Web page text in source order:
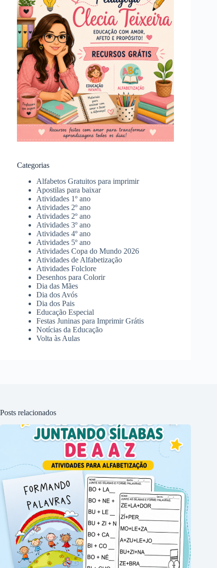
Categorias
Alfabetos Gratuitos para imprimir
Apostilas para baixar
Atividades 1º ano
Atividades 2º ano
Atividades 2º ano
Atividades 3º ano
Atividades 4º ano
Atividades 5º ano
Atividades Copa do Mundo 2026
Atividades de Alfabetização
Atividades Folclore
Desenhos para Colorir
Dia das Mães
Dia dos Avós
Dia dos Pais
Educação Especial
Festas Juninas para Imprimir Grátis
Notícias da Educação
Volta às Aulas
Posts relacionados